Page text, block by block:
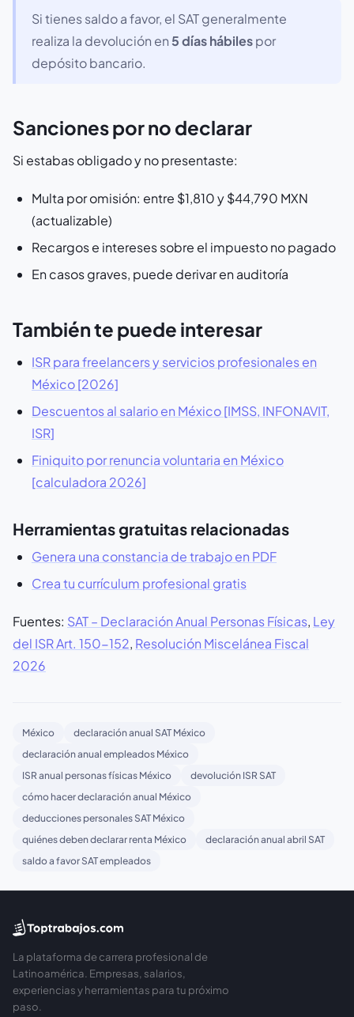
Si tienes saldo a favor, el SAT generalmente
realiza la devolución en5 días hábilespor
depósito bancario.
Sanciones por no declarar
Si estabas obligado y no presentaste:
Multa por omisión: entre $1,810 y $44,790 MXN
(actualizable)
Recargos e intereses sobre el impuesto no pagado
En casos graves, puede derivar en auditoría
También te puede interesar
ISR para freelancers y servicios profesionales en
México [2026]
Descuentos al salario en México [IMSS, INFONAVIT,
ISR]
Finiquito por renuncia voluntaria en México
[calculadora 2026]
Herramientas gratuitas relacionadas
Genera una constancia de trabajo en PDF
Crea tu currículum profesional gratis
Fuentes: SAT – Declaración Anual Personas Físicas, Ley
del ISR Art. 150-152, Resolución Miscelánea Fiscal
2026
México
declaración anual SAT México
declaración anual empleados México
ISR anual personas físicas México
devolución ISR SAT
cómo hacer declaración anual México
deducciones personales SAT México
quiénes deben declarar renta México
declaración anual abril SAT
saldo a favor SAT empleados
La plataforma de carrera profesional de
Latinoamérica. Empresas, salarios,
experiencias y herramientas para tu próximo
paso.